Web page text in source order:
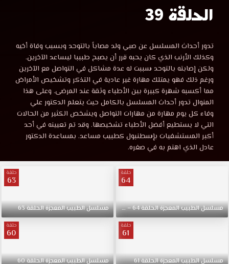
الطبيب
المعجزة
الحلقة
39
مترجمة
قصة
الحلقة 39
مسلسل
الطبيب
المعجزة
الحلقة
39
موقع
قصة
عشق
تويتر
تدور
ولد
مصاباً
المعجزة
تدور أحداث المسلسل عن صبي ولد مصاباً بالتوحد وبسبب وفاة أخيه
وكذلك الأرنب الذي كان يحبه قرر أن يصبح طبيبا ليساعد الآخرين.
ولكن إصابته بالتوحد سببت له عدة مشاكل في التواصل مع الآخرين
ورغم ذلك فهو يمتلك مهارة غير عادية في التذكر وتشخيص الأمراض
مما أكسبه شهرة كبيرة بين الأطباء وثقة عند المرضى. وعلى هذا
المنوال تدور أحداث المسلسل بالكامل حيث يتعلم الدكتور علي
وفاء كل يوم مهارة من مهارات التواصل ويشخص الكثير من الحالات
التي لا يستطيع أفضل الأطباء تشخيصها. وقد تم تعيينه في أحد
أكبر المستشفيات بإسطنبول كطبيب مساعد. بمساعدة الدكتور
عادل الذي اهتم به في صغره.
حلقة
64
مسلسلالطبيبالمعجزةالحلقة64
–
Final
حلقة
63
مسلسلالطبيبالمعجزةالحلقة63
حلقة
61
مسلسلالطبيبالمعجزةالحلقة61
حلقة
60
مسلسلالطبيبالمعجزةالحلقة60